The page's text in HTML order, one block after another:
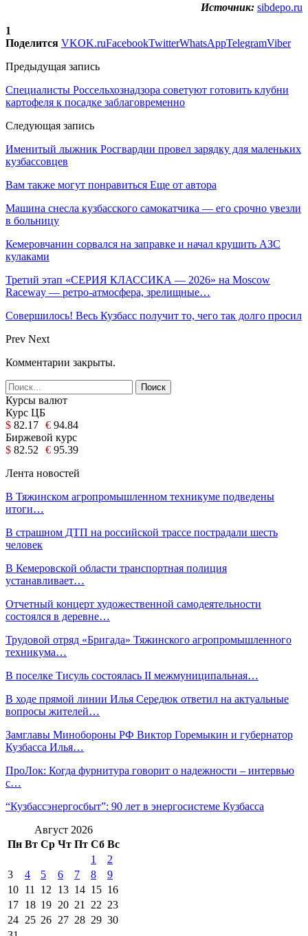
Источник: sibdepo.ru
1
Поделится VKOK.ruFacebookTwitterWhatsAppTelegramViber
Предыдущая запись
Специалисты Россельхознадзора советуют готовить клубни
картофеля к посадке заблаговременно
Следующая запись
Именитый лыжник Росгвардии провел зарядку для маленьких
кузбассовцев
Вам также могут понравиться Еще от автора
Машина снесла кузбасского самокатчика — его срочно увезли
в больницу
Кемеровчанин сорвался на заправке и начал крушить АЗС
кулаками
Третий этап «СЕРИЯ КЛАССИКА — 2026» на Moscow
Raceway — ретро‑атмосфера, зрелищные…
Совершилось! Весь Кузбасс получит то, чего так долго просил
Prev Next
Комментарии закрыты.
Курсы валют
Курс ЦБ
$ 82.17 € 94.84
Биржевой курс
$ 82.52 € 95.39
Лента новостей
В Тяжинском агропромышленном техникуме подведены
итоги…
В страшном ДТП на российской трассе пострадали шесть
человек
В Кемеровской области транспортная полиция
устанавливает…
Отчетный концерт художественной самодеятельности
состоялся в деревне…
Трудовой отряд «Бригада» Тяжинского агропромышленного
техникума…
В поселке Тисуль состоялась II межмуниципальная…
В ходе прямой линии Илья Середюк ответил на актуальные
вопросы жителей…
Замглавы Минобороны РФ Виктор Горемыкин и губернатор
Кузбасса Илья…
ПроЛок: Когда фурнитура говорит о надежности – интервью
с…
“Кузбассэнергосбыт”: 90 лет в энергосистеме Кузбасса
Август 2026
Пн Вт Ср Чт Пт Сб Вс
1
2
3
4 5 6 7 8
9
10 11 12 13 14 15 16
17 18 19 20 21 22 23
24 25 26 27 28 29 30